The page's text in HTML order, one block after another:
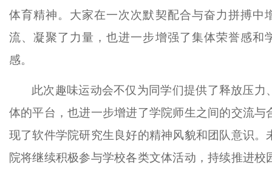
体育精神。大家在一次次默契配合与奋力拼搏中
流、凝聚了力量，也进一步增强了集体荣誉感和
感。
此次趣味运动会不仅为同学们提供了释放压力
体的平台，也进一步增进了学院师生之间的交流与
现了软件学院研究生良好的精神风貌和团队意识。
院将继续积极参与学校各类文体活动，持续推进校